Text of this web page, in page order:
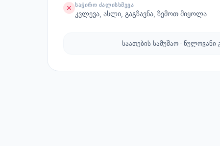
ᲡᲐᲭᲘᲠᲝ ᲫᲐᲚᲘᲡᲮᲛᲔᲕᲐ
კვლევა, ასლი, გაგზავნა, ზემოთ მიყოლა
საათების სამუშაო · ნულოვანი